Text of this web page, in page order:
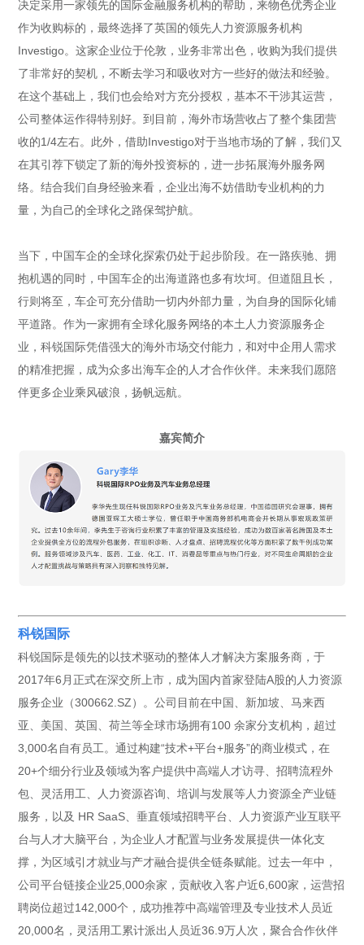
决定采用一家领先的国际金融服务机构的帮助，来物色优秀企业
作为收购标的，最终选择了英国的领先人力资源服务机构
Investigo。这家企业位于伦敦，业务非常出色，收购为我们提供
了非常好的契机，不断去学习和吸收对方一些好的做法和经验。
在这个基础上，我们也会给对方充分授权，基本不干涉其运营，
公司整体运作得特别好。到目前，海外市场营收占了整个集团营
收的1/4左右。此外，借助Investigo对于当地市场的了解，我们又
在其引荐下锁定了新的海外投资标的，进一步拓展海外服务网
络。结合我们自身经验来看，企业出海不妨借助专业机构的力
量，为自己的全球化之路保驾护航。
当下，中国车企的全球化探索仍处于起步阶段。在一路疾驰、拥
抱机遇的同时，中国车企的出海道路也多有坎坷。但道阻且长，
行则将至，车企可充分借助一切内外部力量，为自身的国际化铺
平道路。作为一家拥有全球化服务网络的本土人力资源服务企
业，科锐国际凭借强大的海外市场交付能力，和对中企用人需求
的精准把握，成为众多出海车企的人才合作伙伴。未来我们愿陪
伴更多企业乘风破浪，扬帆远航。
嘉宾简介
科锐国际
科锐国际是领先的以技术驱动的整体人才解决方案服务商，于
2017年6月正式在深交所上市，成为国内首家登陆A股的人力资源
服务企业（300662.SZ）。公司目前在中国、新加坡、马来西
亚、美国、英国、荷兰等全球市场拥有100 余家分支机构，超过
3,000名自有员工。通过构建“技术+平台+服务”的商业模式，在
20+个细分行业及领域为客户提供中高端人才访寻、招聘流程外
包、灵活用工、人力资源咨询、培训与发展等人力资源全产业链
服务，以及 HR SaaS、垂直领域招聘平台、人力资源产业互联平
台与人才大脑平台，为企业人才配置与业务发展提供一体化支
撑，为区域引才就业与产才融合提供全链条赋能。过去一年中，
公司平台链接企业25,000余家，贡献收入客户近6,600家，运营招
聘岗位超过142,000个，成功推荐中高端管理及专业技术人员近
20,000名，灵活用工累计派出人员近36.9万人次，聚合合作伙伴